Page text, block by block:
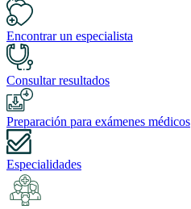
Encontrar un especialista
Consultar resultados
Preparación para exámenes médicos
Especialidades